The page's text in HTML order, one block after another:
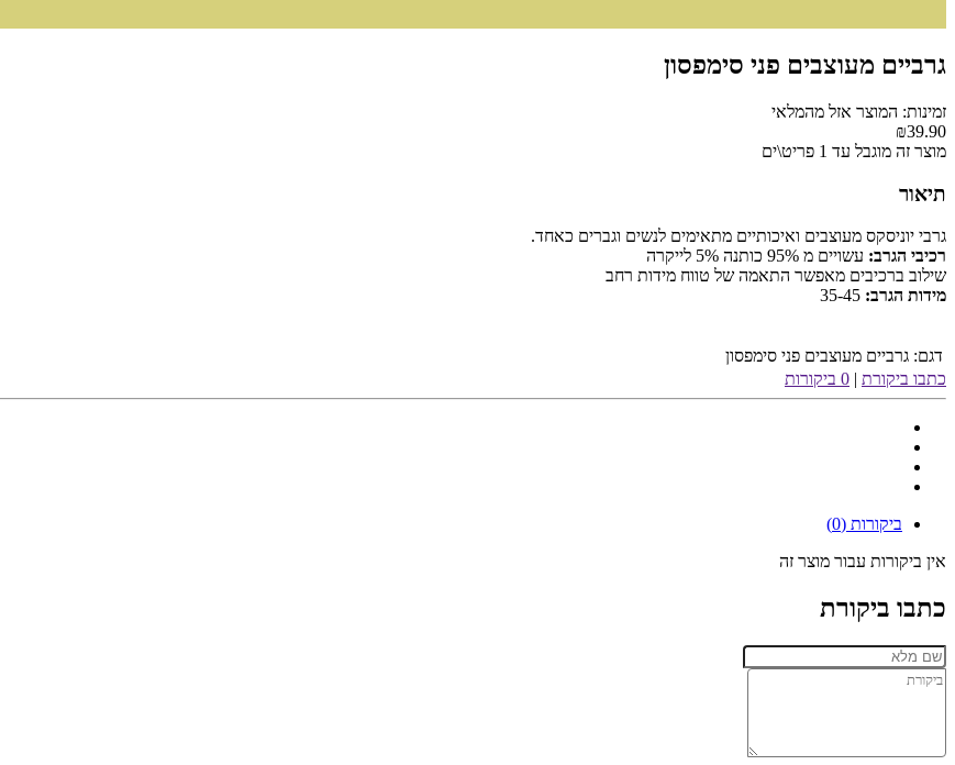
גרביים מעוצבים פני סימפסון
זמינות: המוצר אזל מהמלאי
₪39.90
מוצר זה מוגבל עד 1 פריט\ים
תיאור
גרבי יוניסקס מעוצבים ואיכותיים מתאימים לנשים וגברים כאחד.
רכיבי הגרב: עשויים מ 95% כותנה 5% לייקרה
שילוב ברכיבים מאפשר התאמה של טווח מידות רחב
מידות הגרב: 35-45
דגם: גרביים מעוצבים פני סימפסון
כתבו ביקורת | 0 ביקורות
ביקורות (0)
אין ביקורות עבור מוצר זה
כתבו ביקורת